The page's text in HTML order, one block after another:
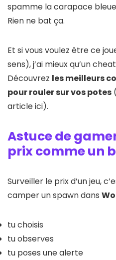
spamme la carapace
Rien ne bat ça.
Et si vous voulez être ce
sens), j’ai mieux qu’un
Découvrez les meilleurs
pour rouler sur vos potes
article ici).
Astuce de
prix comme un
Surveiller le prix d’un jeu,
camper un spawn dans
tu choisis
tu observes
tu poses une alerte